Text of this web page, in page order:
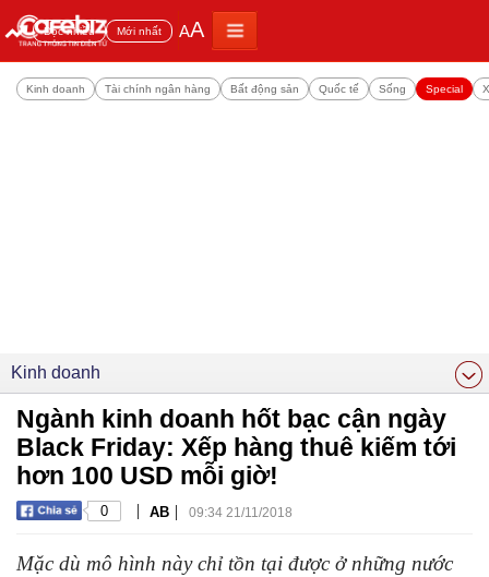
Đọc nhiều Mới nhất AA
Kinh doanh Tài chính ngân hàng Bất động sản Quốc tế Sống Special
Kinh doanh
Ngành kinh doanh hốt bạc cận ngày
Black Friday: Xếp hàng thuê kiếm tới
hơn 100 USD mỗi giờ!
0 | AB | 09:34 21/11/2018
Mặc dù mô hình này chỉ tồn tại được ở những nước